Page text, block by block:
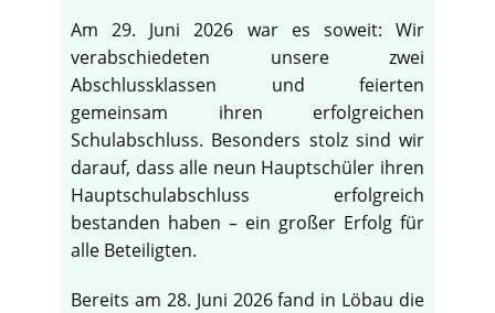
Am 29. Juni 2026 war es soweit: Wir
verabschiedeten unsere zwei
Abschlussklassen und feierten
gemeinsam ihren erfolgreichen
Schulabschluss. Besonders stolz sind wir
darauf, dass alle neun Hauptschüler ihren
Hauptschulabschluss erfolgreich
bestanden haben – ein großer Erfolg für
alle Beteiligten.
Bereits am 28. Juni 2026 fand in Löbau die